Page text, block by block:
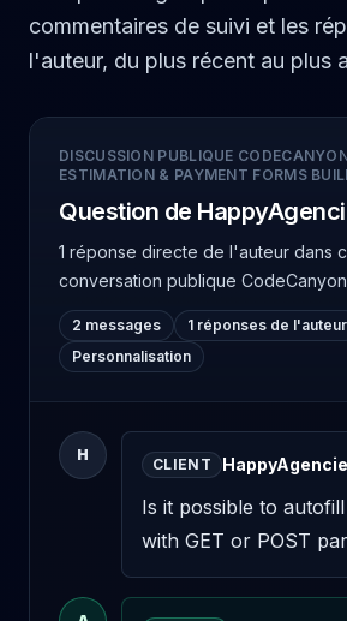
commentaires de suivi et les
l'auteur, du plus récent au plus
DISCUSSION PUBLIQUE
ESTIMATION & PAYMENT FORMS
Question de
1 réponse directe de l'auteur dans
conversation publique
2 messages 1 réponses de l'auteur
Personnalisation
H
CLIENT
Is it possible to
with GET or POST